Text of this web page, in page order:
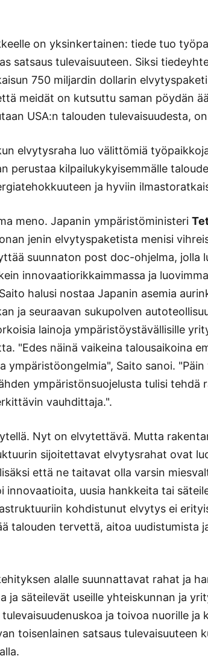
on yksinkertainen: tiede tuo
satsaus tulevaisuuteen. Siksi
750 miljardin dollarin
meidät on kutsuttu saman pöydän
USA:n talouden tulevaisuudesta,
elvytysraha luo välittömiä
perustaa kilpailukykyisemmälle
ja hyviin
meno. Japanin ympäristöministeri
jenin elvytyspaketista menisi
suunnaton post doc-ohjelma, jolla
innovaatiorikkaimmassa ja
halusi nostaa Japanin asemia
ja seuraavan sukupolven
lainoja ympäristöystävällisille
"Edes näinä vaikeina talousaikoina
ympäristöongelmia", Saito sanoi. "Päin
ympäristönsuojelusta tulisi tehdä
vauhdittaja.".
Nyt on elvytettävä. Mutta
sijoitettavat elvytysrahat ovat
että ne taitavat olla varsin
innovaatioita, uusia hankkeita tai
kohdistunut elvytys ei
talouden tervettä, aitoa uudistumista
alalle suunnattavat rahat ja
ja säteilevät useille yhteiskunnan ja
ja toivoa nuorille ja
toisenlainen satsaus tulevaisuuteen